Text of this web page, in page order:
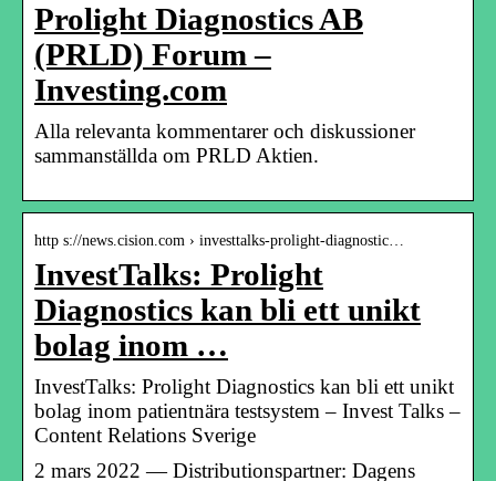
Prolight Diagnostics AB
(PRLD) Forum –
Investing.com
Alla relevanta kommentarer och diskussioner
sammanställda om PRLD Aktien.
http s://news.cision.com › investtalks-prolight-diagnostic…
InvestTalks: Prolight
Diagnostics kan bli ett unikt
bolag inom …
InvestTalks: Prolight Diagnostics kan bli ett unikt
bolag inom patientnära testsystem – Invest Talks –
Content Relations Sverige
2 mars 2022 — Distributionspartner: Dagens